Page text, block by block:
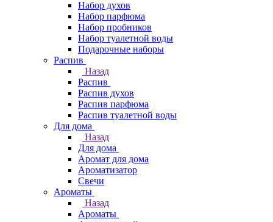
Набор духов
Набор парфюма
Набор пробников
Набор туалетной воды
Подарочные наборы
Распив
Назад
Распив
Распив духов
Распив парфюма
Распив туалетной воды
Для дома
Назад
Для дома
Аромат для дома
Ароматизатор
Свечи
Ароматы
Назад
Ароматы